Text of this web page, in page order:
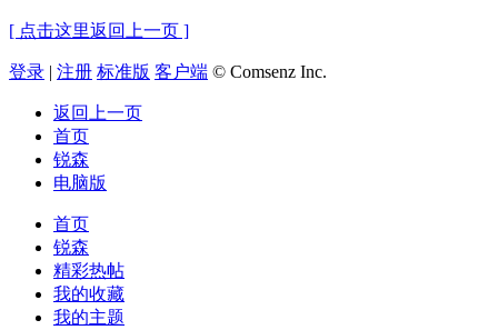
[ 点击这里返回上一页 ]
登录 | 注册 标准版 客户端 © Comsenz Inc.
返回上一页
首页
锐森
电脑版
首页
锐森
精彩热帖
我的收藏
我的主题